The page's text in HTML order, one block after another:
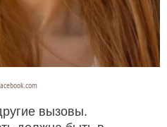
вызовы.